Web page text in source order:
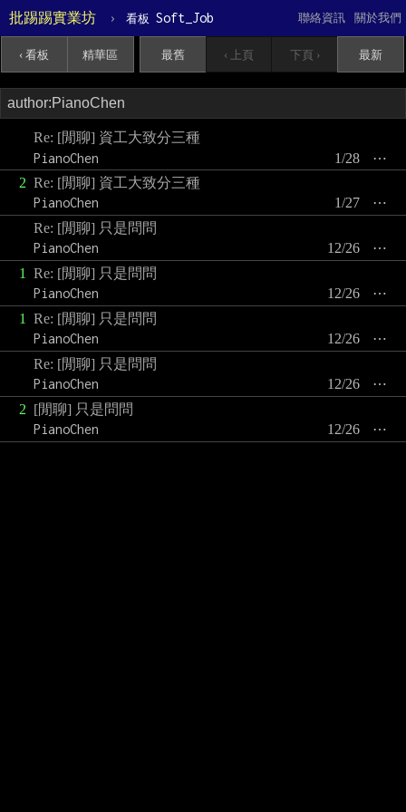
批踢踢實業坊 › 看板 Soft_Job 關於我們
聯絡資訊
‹ 看板 精華區 最舊 ‹ 上頁 下頁 › 最新
Re: [閒聊] 資工大致分三種
PianoChen
⋯
1/28
2 Re: [閒聊] 資工大致分三種
PianoChen
⋯
1/27
Re: [閒聊] 只是問問
PianoChen
⋯
12/26
1
Re: [閒聊] 只是問問
PianoChen
⋯
12/26
1
Re: [閒聊] 只是問問
PianoChen
⋯
12/26
Re: [閒聊] 只是問問
PianoChen
⋯
12/26
2 [閒聊] 只是問問
PianoChen
⋯
12/26